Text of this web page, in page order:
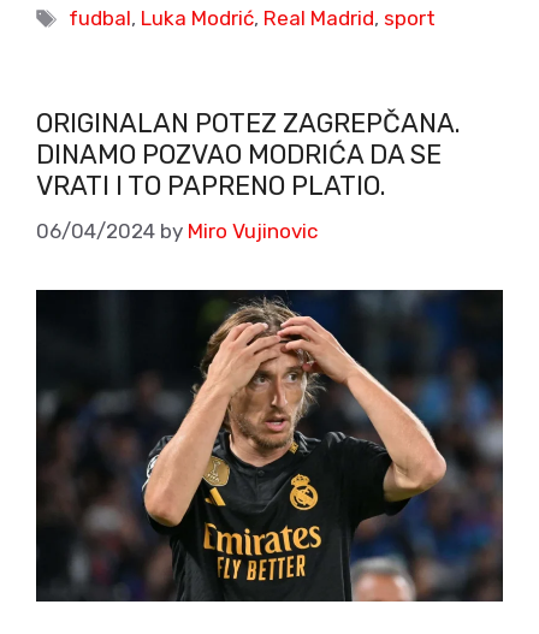
Tags
fudbal, Luka Modrić, Real Madrid, sport
ORIGINALAN POTEZ ZAGREPČANA.
DINAMO POZVAO MODRIĆA DA SE
VRATI I TO PAPRENO PLATIO.
06/04/2024 by Miro Vujinovic